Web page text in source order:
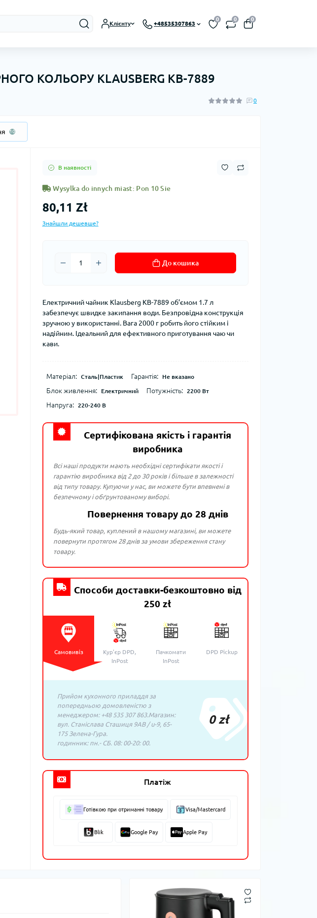
Клієнту +48535307863
0 0 0
КОЛЬОРУ KLAUSBERG KB-7889
0
10
В наявності
Wysylka do innych miast: Pon 10 Sie
80,11 Zł
Знайшли дешевше?
До кошика
Електричний чайник Klausberg KB-7889 об’ємом 1.7 л
забезпечує швидке закипання води. Безпровідна конструкція
зручною у використанні. Вага 2000 г робить його стійким і
надійним. Ідеальний для ефективного приготування чаю чи
кави.
Матеріал: Сталь|Пластик Гарантія: Не вказано
Блок живлення: Електричний Потужність: 2200 Вт
Напруга: 220-240 В
Сертифікована якість і гарантія
виробника
Всі наші продукти мають необхідні сертифікати якості і
гарантію виробника від 2 до 30 років і більше в залежності
від типу товару. Купуючи у нас, ви можете бути впевнені в
безпечному і обґрунтованому виборі.
Повернення товару до 28 днів
Будь-який товар, куплений в нашому магазині, ви можете
повернути протягом 28 днів за умови збереження стану
товару.
Способи доставки-безкоштовно від
250 zł
Самовивіз
Кур'єр DPD,
InPost
Пачкомати
InPost
DPD Pickup
Прийом кухонного приладдя за
попередньою домовленістю з
менеджером: +48 535 307 863.Магазин:
вул. Станіслава Сташиця 9AB / u-9, 65-
175 Зелена-Гура.
годинник: пн.- СБ. 08: 00-20: 00.
0 zł
Платіж
Готівкою при отриманні товару Visa/Mastercard
Blik Google Pay Apple Pay